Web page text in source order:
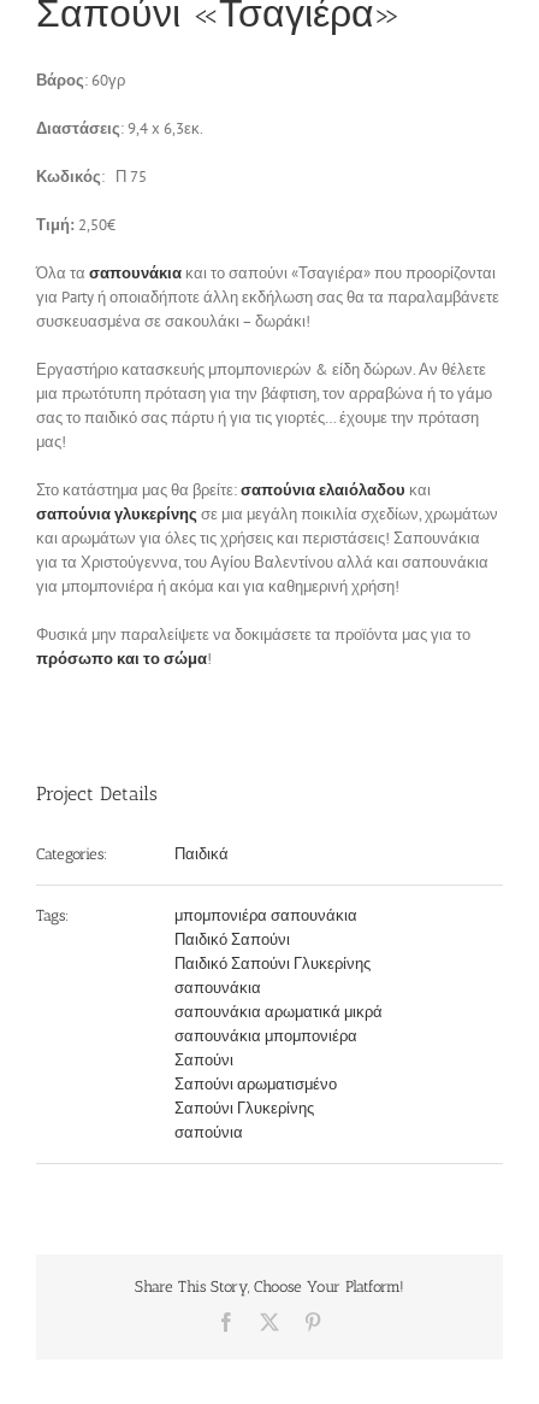
Επικοινωνία
Σαπούνι «Τσαγιέρα»
Βάρος: 60γρ
Διαστάσεις: 9,4 x 6,3εκ.
Κωδικός: Π 75
Τιμή: 2,50€
Όλα τα σαπουνάκια και το σαπούνι «Τσαγιέρα» που προορίζονται
για Party ή οποιαδήποτε άλλη εκδήλωση σας θα τα παραλαμβάνετε
συσκευασμένα σε σακουλάκι – δωράκι!
Εργαστήριο κατασκευής μπομπονιερών & είδη δώρων. Αν θέλετε
μια πρωτότυπη πρόταση για την βάφτιση, τον αρραβώνα ή το γάμο
σας το παιδικό σας πάρτυ ή για τις γιορτές… έχουμε την πρόταση
μας!
Στο κατάστημα μας θα βρείτε:σαπούνια ελαιόλαδου και
σαπούνια γλυκερίνης σε μια μεγάλη ποικιλία σχεδίων, χρωμάτων
και αρωμάτων για όλες τις χρήσεις και περιστάσεις! Σαπουνάκια
για τα Χριστούγεννα, του Αγίου Βαλεντίνου αλλά και σαπουνάκια
για μπομπονιέρα ή ακόμα και για καθημερινή χρήση!
Φυσικά μην παραλείψετε να δοκιμάσετε τα προϊόντα μας για το
πρόσωπο και το σώμα!
Project Details
Categories: Παιδικά
Tags:
μπομπονιέρα σαπουνάκια
Παιδικό Σαπούνι
Παιδικό Σαπούνι Γλυκερίνης
σαπουνάκια
σαπουνάκια αρωματικά μικρά
σαπουνάκια μπομπονιέρα
Σαπούνι
Σαπούνι αρωματισμένο
Σαπούνι Γλυκερίνης
σαπούνια
Share This Story, Choose Your Platform!
Facebook